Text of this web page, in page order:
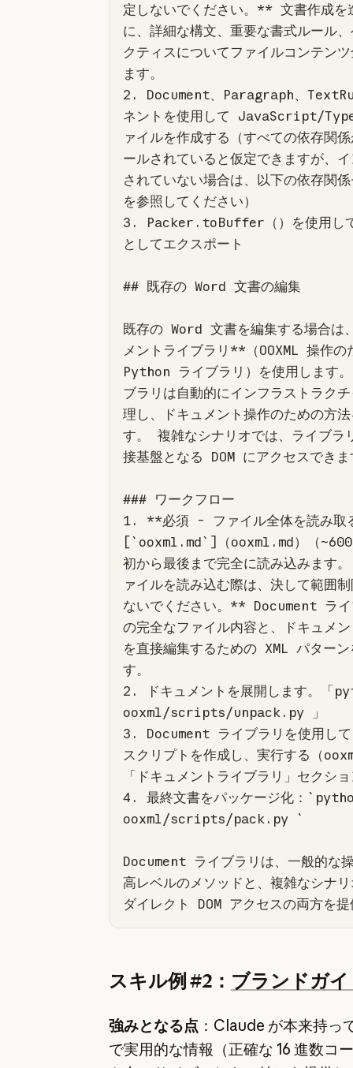
定しないでください。** 文書作成を
に、詳細な構文、重要な書式ルール
クティスについてファイルコンテン
2. Document、Paragraph、
ネントを使用して JavaScript/
ァイルを作成する（すべての依存関
ールされていると仮定できますが、
されていない場合は、以下の依存関
3. Packer.toBuffer（）を使用し
## 既存の Word 文書の編集
既存の Word 文書を編集する場合は
メントライブラリ**（OOXML 操作の
Python ライブラリ）を使用します
ブラリは自動的にインフラストラク
理し、ドキュメント操作のための方
す。 複雑なシナリオでは、ライブラ
1. **必須 - ファイル全体を読み取
[` ooxml.md`]（ooxml.md）（
初から最後まで完全に読み込みます
ァイルを読み込む際は、決して範囲
ないでください。** Document ラ
の完全なファイル内容と、ドキュメ
を直接編集するための XML パター
2. ドキュメントを展開します。「
3. Document ライブラリを使用し
スクリプトを作成し、実行する（
4. 最終文書をパッケージ化：`
ooxml/scripts/pack.py
Document ライブラリは、一般的な
高レベルのメソッドと、複雑なシナ
ダイレクト DOM アクセスの両方を
スキル例 #2： ブランドガ
強みとなる点 ：Claude が本来持っ
で実用的な情報（正確な 16 進数コ